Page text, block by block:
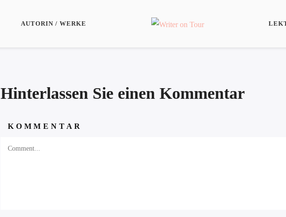
AUTORIN / WERKE
Hinterlassen Sie einen Kommentar
KOMMENTAR